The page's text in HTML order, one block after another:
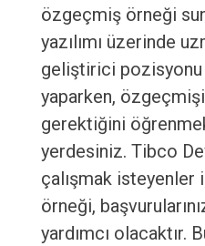
özgeçmiş örneği
yazılımı üzerinde
geliştirici pozisyonu
yaparken,
gerektiğini
yerdesiniz. Tibco
çalışmak
örneği,
yardımcı olacaktır.